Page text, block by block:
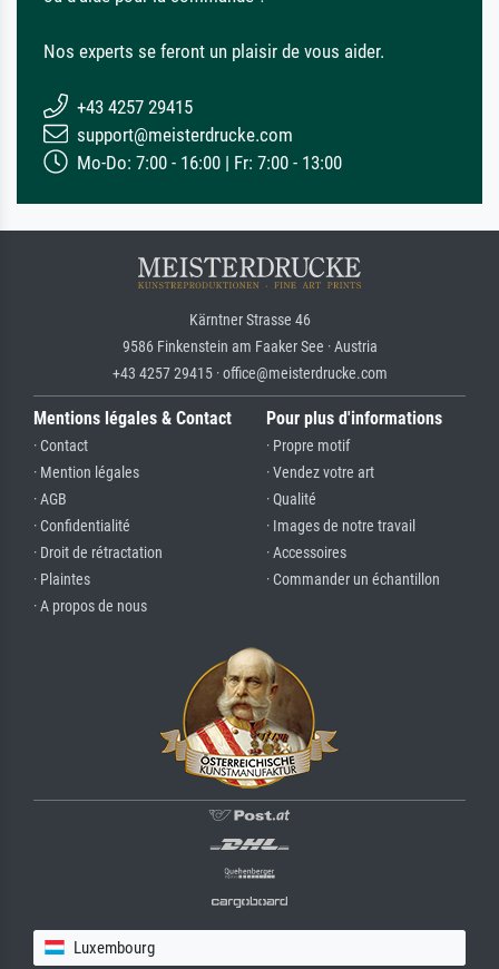
Nos experts se feront un plaisir de vous aider.
+43 4257 29415
support@meisterdrucke.com
Mo-Do: 7:00 - 16:00 | Fr: 7:00 - 13:00
Kärntner Strasse 46
9586 Finkenstein am Faaker See · Austria
+43 4257 29415 · office@meisterdrucke.com
Mentions légales & Contact
· Contact
· Mention légales
· AGB
· Confidentialité
· Droit de rétractation
· Plaintes
· A propos de nous
Pour plus d'informations
· Propre motif
· Vendez votre art
· Qualité
· Images de notre travail
· Accessoires
· Commander un échantillon
Luxembourg